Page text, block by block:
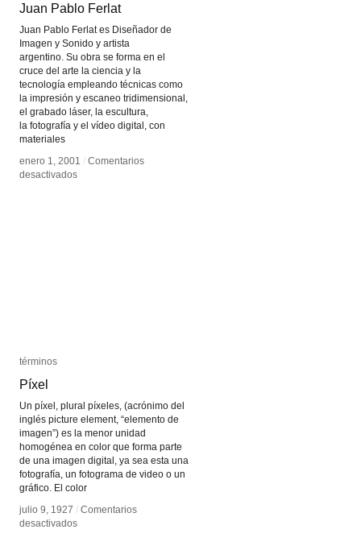
Juan Pablo Ferlat
Juan Pablo Ferlat es Diseñador de
Imagen y Sonido y artista
argentino. Su obra se forma en el
cruce del arte la ciencia y la
tecnología empleando técnicas como
la impresión y escaneo tridimensional,
el grabado láser, la escultura,
la fotografía y el vídeo digital, con
materiales
enero 1, 2001 / Comentarios
desactivadosen
Juan Pablo Ferlat
enero 1, 2001 / Comentarios
desactivadosen
términos
Píxel
Un píxel, plural píxeles, (acrónimo del
inglés picture element, “elemento de
imagen”) es la menor unidad
homogénea en color que forma parte
de una imagen digital, ya sea esta una
fotografía, un fotograma de video o un
gráfico. El color
julio 9, 1927 / Comentarios
desactivadosen
términos
Píxel
julio 9, 1927 / Comentarios
desactivadosen